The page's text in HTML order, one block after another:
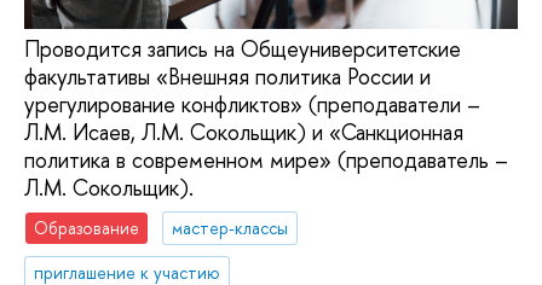
Проводится запись на Общеуниверситетские
факультативы «Внешняя политика России и
урегулирование конфликтов» (преподаватели –
Л.М. Исаев, Л.М. Сокольщик) и «Санкционная
политика в современном мире» (преподаватель –
Л.М. Сокольщик).
Образование
мастер-классы
приглашение к участию